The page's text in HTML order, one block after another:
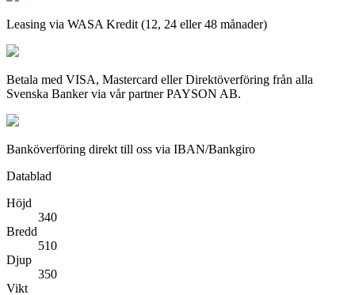
Leasing via WASA Kredit (12, 24 eller 48 månader)
Betala med VISA, Mastercard eller Direktöverföring från alla
Svenska Banker via vår partner PAYSON AB.
Banköverföring direkt till oss via IBAN/Bankgiro
Datablad
Höjd
340
Bredd
510
Djup
350
Vikt